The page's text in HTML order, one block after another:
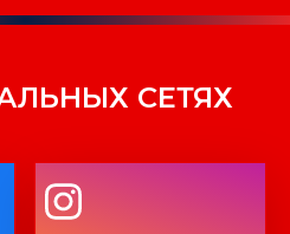
СЕТЯХ